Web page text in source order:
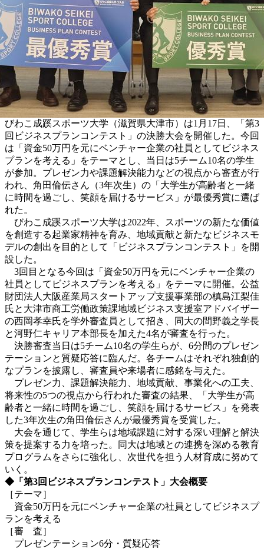
びわこ成蹊スポーツ大学（滋賀県大津市）は1月17日、「第3
回ビジネスプランコンテスト」の決勝大会を開催した。今回
は「資金50万円を元にベンチャー企業の社員としてビジネス
プランを考える」をテーマとし、当日は5チーム10名の学生
が参加。プレゼン力や課題解決能力などの視点から審査が行
われ、角田倫伝さん（3年次生）の「大学生が高齢者と一緒
に時間を過ごし、笑顔を届けるサービス」が最優秀賞に選ば
れた。
びわこ成蹊スポーツ大学は2022年、スポーツの新たな価値
を創造する起業家精神を育み、地域貢献と新たなビジネスモ
デルの創出を目的として「ビジネスプランコンテスト」を開
設した。
3回目となる今回は「資金50万円を元にベンチャー企業の
社員としてビジネスプランを考える」をテーマに開催。公益
財団法人大阪産業局スタートアップ支援事業部の槙島江梨佳
氏と大津市商工労働政策課地域ビジネス支援室アドバイザー
の西岡孝幸氏を学外審査員として招き、同大の間野義之学長
と河野仁キャリア本部長を加えた4名が審査を行った。
決勝審査当日は5チーム10名の学生らが、6分間のプレゼン
テーションと質疑応答に臨んだ。各チームはそれぞれ独創的
なプランを披露し、審査員や来場者に感銘を与えた。
プレゼン力、課題解決能力、地域貢献、事業化への工夫、
将来性の5つの視点から行われた審査の結果、「大学生が高
齢者と一緒に時間を過ごし、笑顔を届けるサービス」を発表
した3年次生の角田倫伝さんが最優秀賞を受賞した。
大会を通じて、学生らは地域課題に対する深い理解と解決
策を提案する力を培った。同大は地域との連携を深める教育
プログラムをさらに強化し、次世代を担う人材育成に努めて
いく。
◆「第3回ビジネスプランコンテスト」大会概要
［テーマ］
資金50万円を元にベンチャー企業の社員としてビジネスプ
ランを考える
［審 査］
プレゼンテーション6分・質疑応答